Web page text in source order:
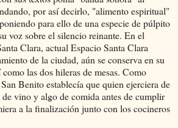
por así decirlo, "alimento espiritual"
para ello de una especie de púlpito
voz sobre el silencio reinante. En el
Clara, actual Espacio Santa Clara
de la ciudad, aún se conserva en su
las dos hileras de mesas. Como
Benito establecía que quien ejerciera de
vino y algo de comida antes de cumplir
a la finalización junto con los cocineros